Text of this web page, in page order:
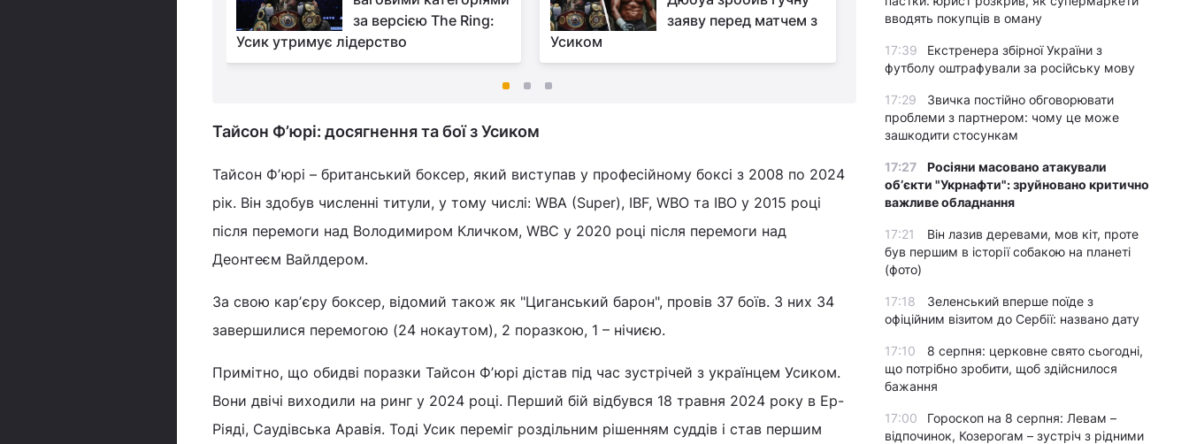
за версією The Ring:
Усик утримує лідерство
заяву перед матчем з
Усиком
сказав, з ким хоче
провести останній бій
Тайсон Фʼюрі: досягнення та бої з Усиком
Тайсон Фʼюрі – британський боксер, який виступав у професійному боксі з 2008 по 2024
рік. Він здобув численні титули, у тому числі: WBA (Super), IBF, WBO та IBO у 2015 році
після перемоги над Володимиром Кличком, WBC у 2020 році після перемоги над
Деонтеєм Вайлдером.
За свою карʼєру боксер, відомий також як "Циганський барон", провів 37 боїв. З них 34
завершилися перемогою (24 нокаутом), 2 поразкою, 1 – нічиєю.
Примітно, що обидві поразки Тайсон Фʼюрі дістав під час зустрічей з українцем Усиком.
Вони двічі виходили на ринг у 2024 році. Перший бій відбувся 18 травня 2024 року в Ер-
Ріяді, Саудівська Аравія. Тоді Усик переміг роздільним рішенням суддів і став першим
вводять покупців в оману
17:39
Екстренера збірної України з
футболу оштрафували за російську мову
17:29
Звичка постійно обговорювати
проблеми з партнером: чому це може
зашкодити стосункам
17:27
Росіяни масовано атакували
обʼєкти "Укрнафти": зруйновано критично
важливе обладнання
17:21
Він лазив деревами, мов кіт, проте
був першим в історії собакою на планеті
(фото)
17:18
Зеленський вперше поїде з
офіційним візитом до Сербії: названо дату
17:10
8 серпня: церковне свято сьогодні,
що потрібно зробити, щоб здійснилося
бажання
17:00
Гороскоп на 8 серпня: Левам –
відпочинок, Козерогам – зустріч з рідними